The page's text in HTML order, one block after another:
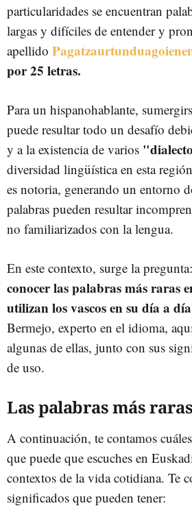
particularidades se encuentran
largas y difíciles de entender y
apellido
por 25 letras.
Para un hispanohablante,
puede resultar todo un desafío
y a la existencia de varios
diversidad lingüística en esta
es notoria, generando un entorno
palabras pueden resultar
no familiarizados con la lengua.
En este contexto, surge la pregunta:
conocer las palabras más raras
utilizan los vascos en su día a
Bermejo, experto en el idioma,
algunas de ellas, junto con sus
de uso.
Las palabras más
A continuación, te contamos
que puede que escuches en
contextos de la vida cotidiana. Te
significados que pueden tener: